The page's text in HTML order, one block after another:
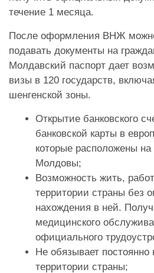
течение 1 месяца.
После оформления ВНЖ
подавать документы на
Молдавский паспорт дает
визы в 120 государств,
шенгенской зоны.
Открытие банковского
банковской карты в
которые расположены на
Молдовы;
Возможность жить,
территории страны без
нахождения в ней.
медицинского
официального
Не обязывает постоянно
территории страны;